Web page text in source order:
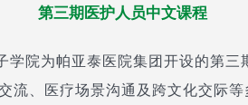
第三期医护人员中文课程
学院为帕亚泰医院集团开设的第三
流、医疗场景沟通及跨文化交际